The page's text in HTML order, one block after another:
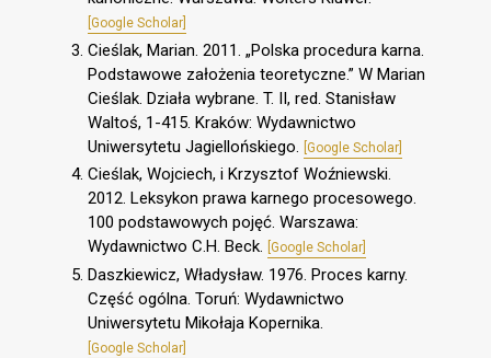
[Google Scholar]
Cieślak, Marian. 2011. „Polska procedura karna.
Podstawowe założenia teoretyczne.” W Marian
Cieślak. Działa wybrane. T. II, red. Stanisław
Waltoś, 1-415. Kraków: Wydawnictwo
Uniwersytetu Jagiellońskiego.
[Google Scholar]
Cieślak, Wojciech, i Krzysztof Woźniewski.
2012. Leksykon prawa karnego procesowego.
100 podstawowych pojęć. Warszawa:
Wydawnictwo C.H. Beck. [Google Scholar]
Daszkiewicz, Władysław. 1976. Proces karny.
Część ogólna. Toruń: Wydawnictwo
Uniwersytetu Mikołaja Kopernika.
[Google Scholar]